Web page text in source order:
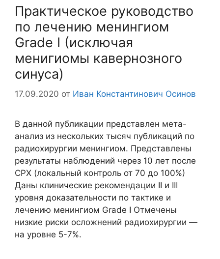
Практическое руководство
по лечению менингиом
Grade I (исключая
менигиомы кавернозного
синуса)
17.09.2020 от Иван Константинович Осинов
В данной публикации представлен мета-
анализ из нескольких тысяч публикаций по
радиохирургии менингиом. Представлены
результаты наблюдений через 10 лет после
СРХ (локальный контроль от 70 до 100%)
Даны клинические рекомендации II и III
уровня доказательности по тактике и
лечению менингиом Grade I Отмечены
низкие риски осложнений радиохирургии —
на уровне 5-7%.